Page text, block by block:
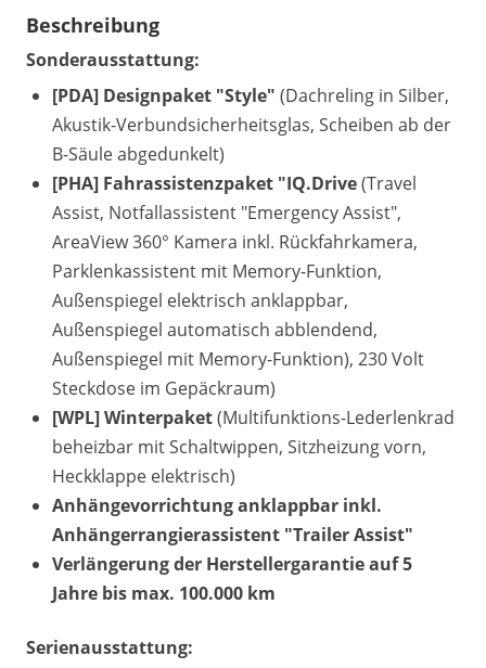
Beschreibung
Sonderausstattung:
[PDA] Designpaket "Style" (Dachreling in Silber,
Akustik-Verbundsicherheitsglas, Scheiben ab der
B-Säule abgedunkelt)
[PHA] Fahrassistenzpaket "IQ.Drive(Travel
Assist, Notfallassistent "Emergency Assist",
AreaView 360° Kamera inkl. Rückfahrkamera,
Parklenkassistent mit Memory-Funktion,
Außenspiegel elektrisch anklappbar,
Außenspiegel automatisch abblendend,
Außenspiegel mit Memory-Funktion), 230 Volt
Steckdose im Gepäckraum)
[WPL] Winterpaket(Multifunktions-Lederlenkrad
beheizbar mit Schaltwippen, Sitzheizung vorn,
Heckklappe elektrisch)
Anhängevorrichtung anklappbar inkl.
Anhängerrangierassistent "Trailer Assist"
Verlängerung der Herstellergarantie auf 5
Jahre bis max. 100.000 km
Serienausstattung: